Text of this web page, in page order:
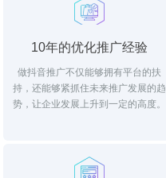
10年的优化推广经验
做抖音推广不仅能够拥有平台的扶
持，还能够紧抓住未来推广发展的趋
势，让企业发展上升到一定的高度。